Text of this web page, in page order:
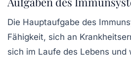
Die Hauptaufgabe des
Fähigkeit, sich an
sich im Laufe des Lebens